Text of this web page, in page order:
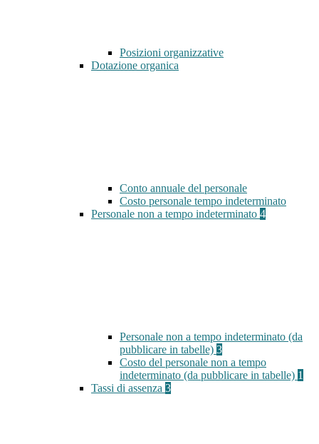
Posizioni organizzative
Dotazione organica
Conto annuale del personale
Costo personale tempo indeterminato
Personale non a tempo indeterminato 4
Personale non a tempo indeterminato (da
pubblicare in tabelle) 3
Costo del personale non a tempo
indeterminato (da pubblicare in tabelle) 1
Tassi di assenza 3